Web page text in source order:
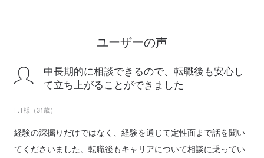
ユーザーの声
中長期的に相談できるので、転職後も安心し
て立ち上がることができました
F.T様（31歳）
経験の深掘りだけではなく、経験を通じて定性面まで話を聞い
てくださいました。転職後もキャリアについて相談に乗ってい